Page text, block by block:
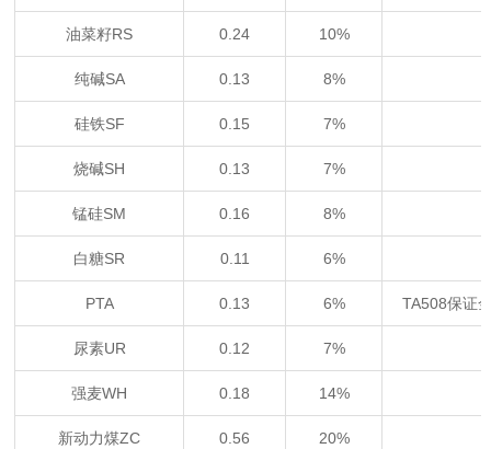
油菜籽RS 0.24 10%
纯碱SA 0.13 8%
硅铁SF 0.15 7%
烧碱SH 0.13 7%
锰硅SM 0.16 8%
白糖SR 0.11 6%
PTA 0.13 6% TA508保证
尿素UR 0.12 7%
强麦WH 0.18 14%
新动力煤ZC 0.56 20%